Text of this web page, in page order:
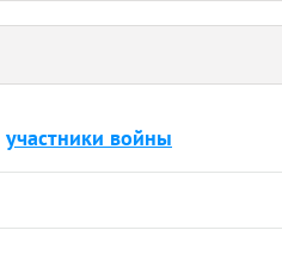
участники войны